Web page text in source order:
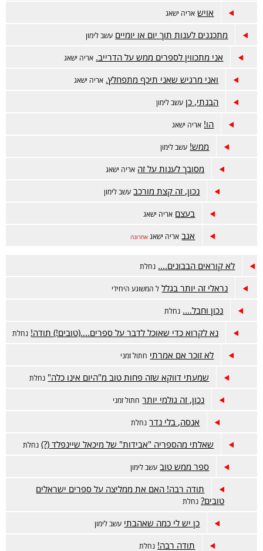
אויש אריה ישאג
מתכננים לענות תוך יום או יומיים עשב לימון
אני מתכווין לספרים ממש על הדרייב. אריה ישאג
ואני מרגיש שאני תיכף מתפחלץ. אריה ישאג
הבנתי, כן עשב לימון
הו! אריה ישאג
ממש! עשב לימון
מסובך לענות על זה אריה ישאג
נכון, זה קצת מורכב עשב לימון
בעצם אריה ישאג
אגב אריה ישאג אחרונה
לא קוראים הבבונים.... נחלת
נראלי זה יותר בגלל ל המשוגע היחידי
נכון וחבל.... נחלת
נא לקרוא כדי שאוכל לדבר על ספרים....(טובים!) תודה! נחלת
לא זוכר אם אמרתי חתול זמני
שמעתי דווקא שזה פחות טוב מ"היום אינו כלה" נחלת
נכון, זה גולמי יותר חתול זמני
אנסה, בלי נדר נחלת
שאלתי מהספריה "אבידות" של מיכאל שיינפלד (?) נחלת
ספר ממש טוב עשב לימון
תודה רבה! האם את ממליצה על ספרים ישראלים
טובים? נחלת
כן יש לי כמה שאהבתי עשב לימון
תודה רבה! נחלת